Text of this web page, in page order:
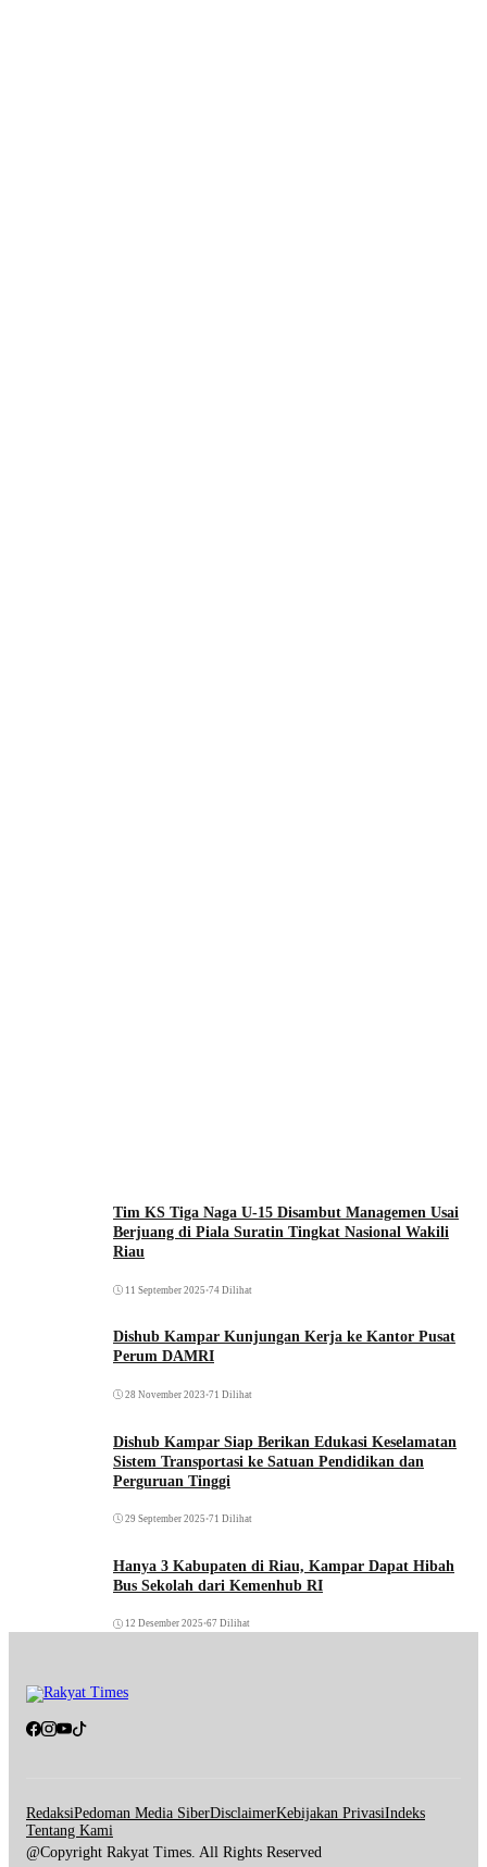
Tim KS Tiga Naga U-15 Disambut Managemen Usai
Berjuang di Piala Suratin Tingkat Nasional Wakili
Riau
11 September 2025 •74 Dilihat
Dishub Kampar Kunjungan Kerja ke Kantor Pusat
Perum DAMRI
28 November 2023 •71 Dilihat
Dishub Kampar Siap Berikan Edukasi Keselamatan
Sistem Transportasi ke Satuan Pendidikan dan
Perguruan Tinggi
29 September 2025 •71 Dilihat
Hanya 3 Kabupaten di Riau, Kampar Dapat Hibah
Bus Sekolah dari Kemenhub RI
12 Desember 2025 •67 Dilihat
RedaksiPedoman Media SiberDisclaimerKebijakan PrivasiIndeks
Tentang Kami
@Copyright Rakyat Times. All Rights Reserved